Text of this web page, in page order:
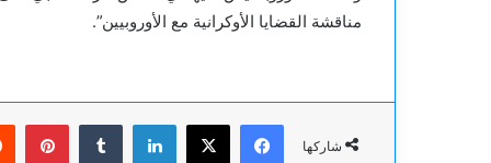
مناقشة القضايا الأوكرانية مع الأوروبيين”.
شاركها
فيسبوك
‫X لينكدإن